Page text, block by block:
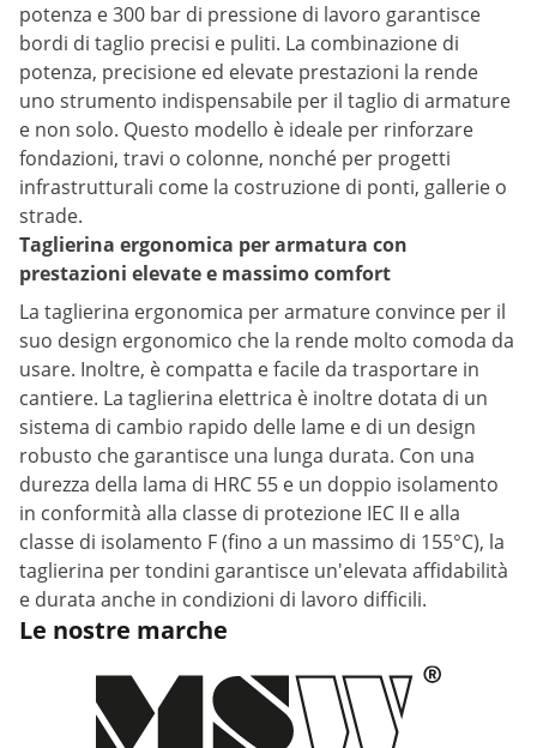
potenza e 300 bar di pressione di lavoro garantisce
bordi di taglio precisi e puliti. La combinazione di
potenza, precisione ed elevate prestazioni la rende
uno strumento indispensabile per il taglio di armature
e non solo. Questo modello è ideale per rinforzare
fondazioni, travi o colonne, nonché per progetti
infrastrutturali come la costruzione di ponti, gallerie o
strade.
Taglierina ergonomica per armatura con
prestazioni elevate e massimo comfort
La taglierina ergonomica per armature convince per il
suo design ergonomico che la rende molto comoda da
usare. Inoltre, è compatta e facile da trasportare in
cantiere. La taglierina elettrica è inoltre dotata di un
sistema di cambio rapido delle lame e di un design
robusto che garantisce una lunga durata. Con una
durezza della lama di HRC 55 e un doppio isolamento
in conformità alla classe di protezione IEC II e alla
classe di isolamento F (fino a un massimo di 155°C), la
taglierina per tondini garantisce un'elevata affidabilità
e durata anche in condizioni di lavoro difficili.
Le nostre marche